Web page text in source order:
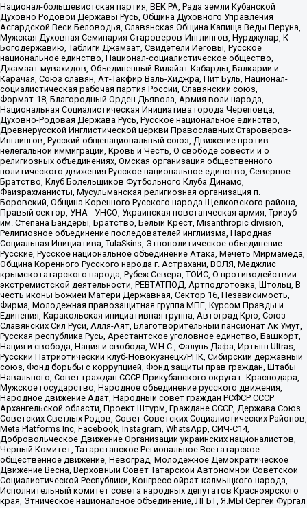
Национал-большевистская партия, ВЕК РА, Рада земли Кубанской
Духовно Родовой Державы Русь, Община Духовного Управления
Асгардской Веси Беловодья, Славянская Община Капища Веды Перуна,
Мужская Духовная Семинария Староверов-Инглингов, Нурджулар, К
Богодержавию, Таблиги Джамаат, Свидетели Иеговы, Русское
национальное единство, Национал-социалистическое общество,
Джамаат мувахидов, Объединенный Вилайат Кабарды, Балкарии и
Карачая, Союз славян, Ат-Такфир Валь-Хиджра, Пит Буль, Национал-
социалистическая рабочая партия России, Славянский союз,
Формат-18, Благородный Орден Дьявола, Армия воли народа,
Национальная Социалистическая Инициатива города Череповца,
Духовно-Родовая Держава Русь, Русское национальное единство,
Древнерусской Инглистической церкви Православных Староверов-
Инглингов, Русский общенациональный союз, Движение против
нелегальной иммиграции, Кровь и Честь, О свободе совести и о
религиозных объединениях, Омская организация общественного
политического движения Русское национальное единство, Северное
Братство, Клуб Болельщиков Футбольного Клуба Динамо,
Файзрахманисты, Мусульманская религиозная организация п.
Боровский, Община Коренного Русского народа Щелковского района,
Правый сектор, УНА - УНСО, Украинская повстанческая армия, Тризуб
им. Степана Бандеры, Братство, Белый Крест, Misanthropic division,
Религиозное объединение последователей инглиизма, Народная
Социальная Инициатива, TulaSkins, Этнополитическое объединение
Русские, Русское национальное объединение Атака, Мечеть Мирмамеда,
Община Коренного Русского народа г. Астрахани, ВОЛЯ, Меджлис
крымскотатарского народа, Рубеж Севера, ТОЙС, О противодействии
экстремистской деятельности, РЕВТАТПОД, Артподготовка, Штольц, В
честь иконы Божией Матери Державная, Сектор 16, Независимость,
Фирма, Молодежная правозащитная группа МПГ, Курсом Правды и
Единения, Каракольская инициативная группа, Автоград Крю, Союз
Славянских Сил Руси, Алля-Аят, Благотворительный пансионат Ак Умут,
Русская республика Русь, Арестантское уголовное единство, Башкорт,
Нация и свобода, Нация и свобода, W.H.С., Фалунь Дафа, Иртыш Ultras,
Русский Патриотический клуб-Новокузнецк/РПК, Сибирский державный
союз, Фонд борьбы с коррупцией, Фонд защиты прав граждан, Штабы
Навального, Совет граждан СССР Прикубанского округа г. Краснодара,
Мужское государство, Народное объединение русского движения,
Народное движение Адат, Народный совет граждан РСФСР СССР
Архангельской области, Проект Штурм, Граждане СССР, Держава Союз
Советских Светлых Родов, Совет Советских Социалистических Районов,
Meta Platforms Inc, Facebook, Instagram, WhatsApp, СИЧ-С14,
Добровольческое Движение Организации украинских националистов,
Черный Комитет, Татарстанское Региональное Всетатарское
общественное движение, Невоград, Молодежное Демократическое
Движение Весна, Верховный Совет Татарской Автономной Советской
Социалистической Республики, Конгресс ойрат-калмыцкого народа,
Исполнительный комитет совета народных депутатов Красноярского
края, Этническое национальное объединение, ЛГБТ, Я.МЫ Сергей Фургал